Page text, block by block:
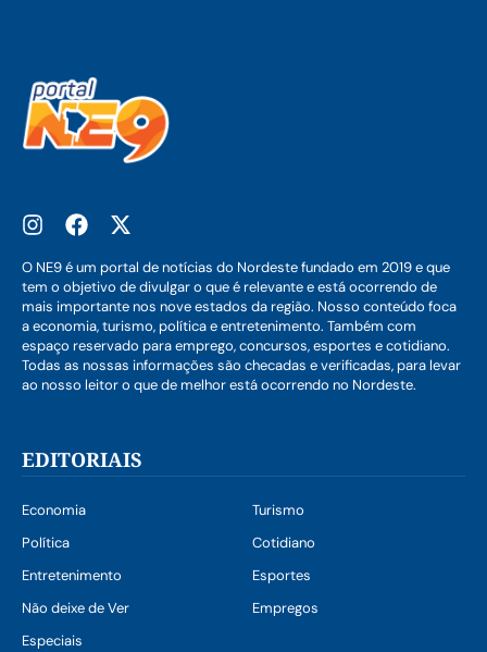
O NE9 é um portal de notícias do Nordeste fundado em 2019 e que
tem o objetivo de divulgar o que é relevante e está ocorrendo de
mais importante nos nove estados da região. Nosso conteúdo foca
a economia, turismo, política e entretenimento. Também com
espaço reservado para emprego, concursos, esportes e cotidiano.
Todas as nossas informações são checadas e verificadas, para levar
ao nosso leitor o que de melhor está ocorrendo no Nordeste.
EDITORIAIS
Economia
Turismo
Política
Cotidiano
Entretenimento
Esportes
Não deixe de Ver
Empregos
Especiais